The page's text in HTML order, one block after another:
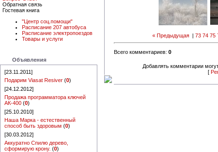
Обратная связь
Гостевая книга
"Центр соц.помощи"
Расписание 207 автобуса
Расписание электропоездов
Товары и услуги
Объявления
[23.11.2011]
Подарим Viasat Resiver (0)
[24.12.2012]
Продажа программатора ключей
АК-400 (0)
[25.10.2010]
Наша Марка - естественный
способ быть здоровым (0)
[30.03.2012]
Аккуратно Спилю дерево,
сформирую крону. (0)
« Предыдущая | 73 74 75
Всего комментариев: 0
Добавлять комментарии
[